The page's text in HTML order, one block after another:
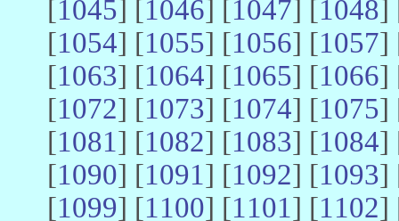
[1045] [1046] [1047] [1048]
[1054] [1055] [1056] [1057]
[1063] [1064] [1065] [1066]
[1072] [1073] [1074] [1075]
[1081] [1082] [1083] [1084]
[1090] [1091] [1092] [1093]
[1099] [1100] [1101] [1102]